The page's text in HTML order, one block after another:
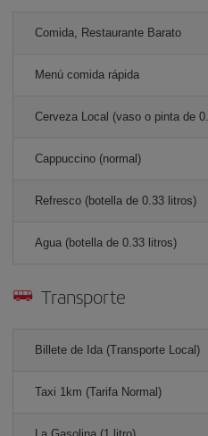
Comida, Restaurante Barato
Menú comida rápida
Cerveza Local (vaso o pinta de
Cappuccino (normal)
Refresco (botella de 0.33 litros)
Agua (botella de 0.33 litros)
Transporte
Billete de Ida (Transporte Local)
Taxi 1km (Tarifa Normal)